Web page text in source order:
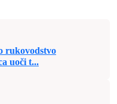
rukovodstvo
uoči t...